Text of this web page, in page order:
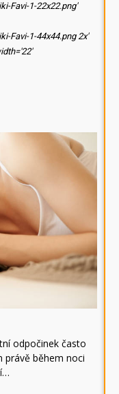
Favi-1-22x22.png'
Favi-1-44x44.png 2x'
odpočinek často
právě během noci